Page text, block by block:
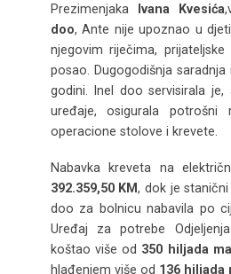
Prezimenjaka Ivana Kvesića
doo, Ante nije upoznao u
njegovim riječima,
posao. Dugogodišnja
godini. Inel doo servisirala je,
uređaje, osigurala potrošni
operacione stolove i krevete.
Nabavka kreveta na
392.359,50 KM, dok je
doo za bolnicu nabavila po
Uređaj za potrebe
koštao više od 350 hiljada
hlađenjem više od 136 hiljada